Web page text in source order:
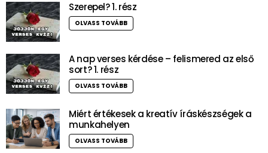
Szerepel? 1. rész
OLVASS TOVÁBB
A nap verses kérdése – felismered az első
sort? 1. rész
OLVASS TOVÁBB
Miért értékesek a kreatív íráskészségek a
munkahelyen
OLVASS TOVÁBB